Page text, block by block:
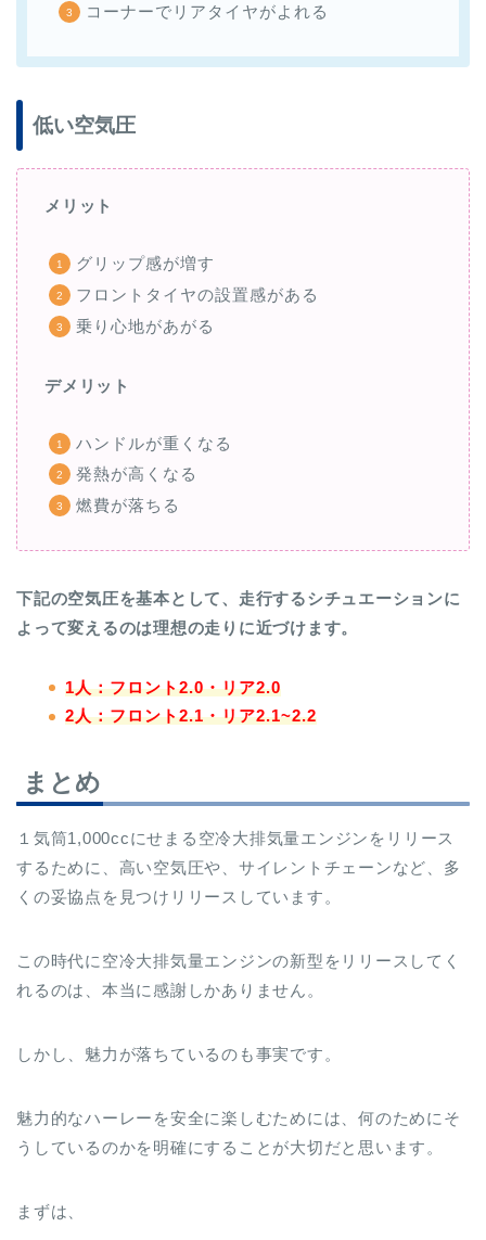
コーナーでリアタイヤがよれる
低い空気圧
メリット
グリップ感が増す
フロントタイヤの設置感がある
乗り心地があがる
デメリット
ハンドルが重くなる
発熱が高くなる
燃費が落ちる
下記の空気圧を基本として、走行するシチュエーションに
よって変えるのは理想の走りに近づけます。
1人：フロント2.0・リア2.0
2人：フロント2.1・リア2.1~2.2
まとめ
１気筒1,000ccにせまる空冷大排気量エンジンをリリース
するために、高い空気圧や、サイレントチェーンなど、多
くの妥協点を見つけリリースしています。
この時代に空冷大排気量エンジンの新型をリリースしてく
れるのは、本当に感謝しかありません。
しかし、魅力が落ちているのも事実です。
魅力的なハーレーを安全に楽しむためには、何のためにそ
うしているのかを明確にすることが大切だと思います。
まずは、